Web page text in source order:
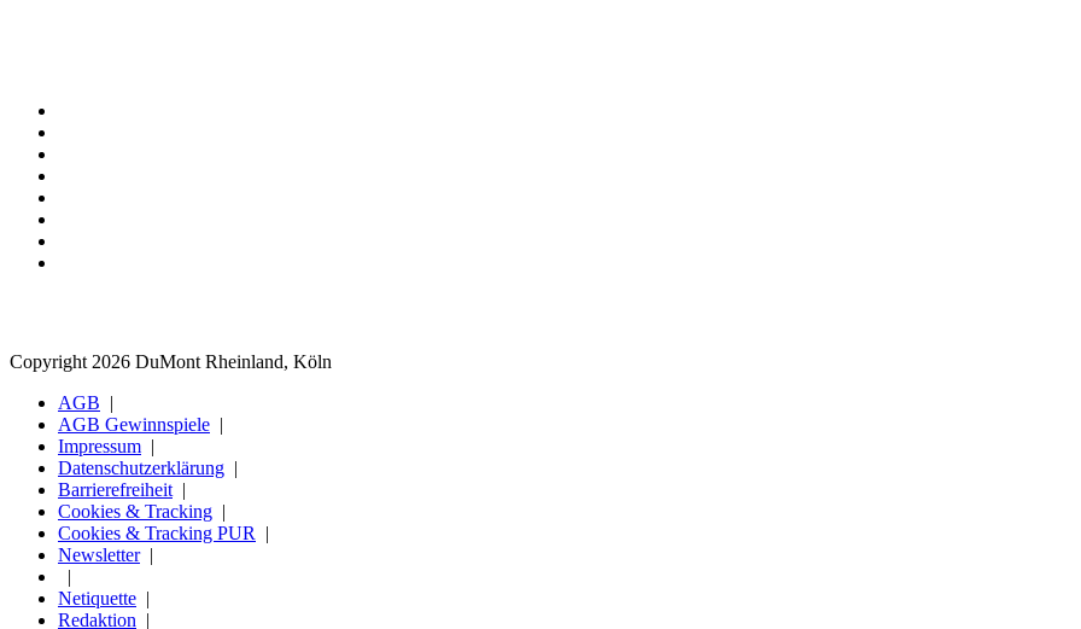
Copyright 2026 DuMont Rheinland, Köln
AGB
AGB Gewinnspiele
Impressum
Datenschutzerklärung
Barrierefreiheit
Cookies & Tracking
Cookies & Tracking PUR
Newsletter
Netiquette
Redaktion